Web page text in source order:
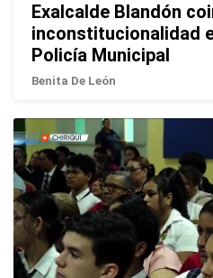
Exalcalde Blandón
inconstitucionalidad
Policía Municipal
Benita De León